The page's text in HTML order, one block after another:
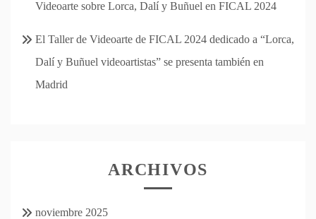
Videoarte sobre Lorca, Dalí y Buñuel en FICAL 2024
El Taller de Videoarte de FICAL 2024 dedicado a “Lorca,
Dalí y Buñuel videoartistas” se presenta también en
Madrid
ARCHIVOS
noviembre 2025